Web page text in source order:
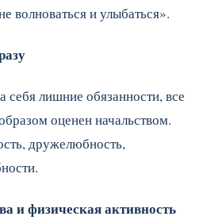
волноваться и улыбаться».
себя лишние обязанности, все
оценен начальством.
дружелюбность,
и физическая активность